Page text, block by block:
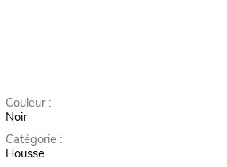
Couleur :
Noir
Catégorie :
Housse